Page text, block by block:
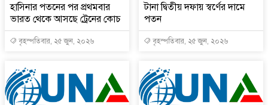
হাসিনার পতনের পর প্রথমবার
ভারত থেকে আসছে ট্রেনের কোচ
বৃহস্পতিবার, ২৫ জুন, ২০২৬
টানা দ্বিতীয় দফায় স্বর্ণের দামে
পতন
বৃহস্পতিবার, ২৫ জুন, ২০২৬